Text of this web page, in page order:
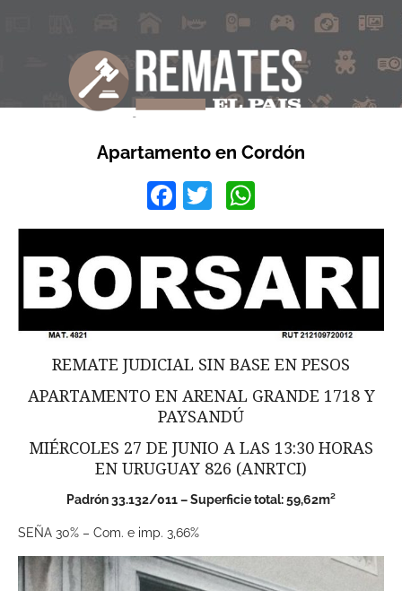
Apartamento en Cordón
Facebook
Twitter
REMATE JUDICIAL SIN BASE EN PESOS
APARTAMENTO EN ARENAL GRANDE 1718 Y
PAYSANDÚ
MIÉRCOLES 27 DE JUNIO A LAS 13:30 HORAS
EN URUGUAY 826 (ANRTCI)
Padrón 33.132/011 – Superficie total: 59,62m²
SEÑA 30% – Com. e imp. 3,66%